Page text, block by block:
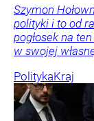
Szymon
polityki i to od
pogłosek na
w swojej
PolitykaKraj